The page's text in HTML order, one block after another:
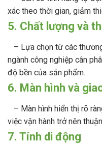
xác theo thời gian, giảm
5. Chất lượng và
– Lựa chọn từ các
ngành công nghiệp cân
độ bền của sản phẩm.
6. Màn hình và
– Màn hình hiển thị rõ
việc vận hành trở nên
7. Tính di động